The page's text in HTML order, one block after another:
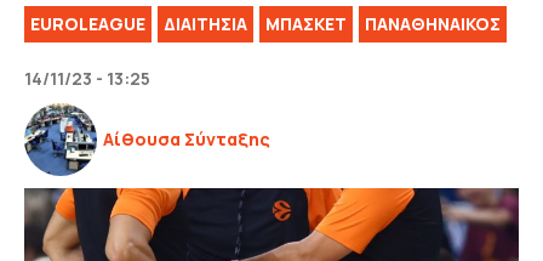
EUROLEAGUE ΔΙΑΙΤΗΣΊΑ ΜΠΑΣΚΕΤ ΠΑΝΑΘΗΝΑΙΚΟΣ
14/11/23 - 13:25
Αίθουσα Σύνταξης